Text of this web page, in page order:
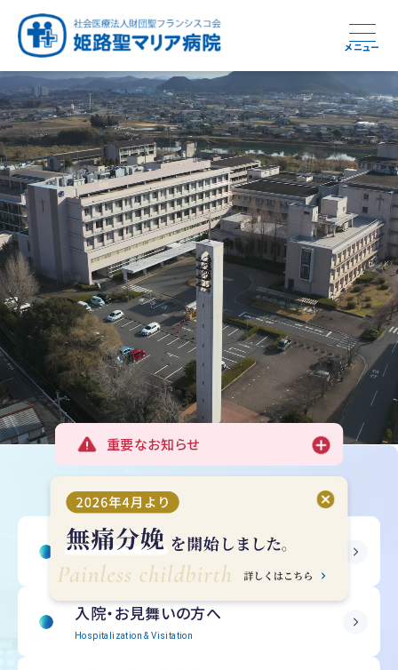
メニュー
健康と安心をあなたに
つなぎ続ける地域医療
周産期から終末期まで
地域を支える医療
急性期から回復期へと
つなぐ医療
学び・育てる医療
重要なお知らせ
受診される方へ
Outpatient Information
入院・お見舞いの方へ
Hospitalization & Visitation